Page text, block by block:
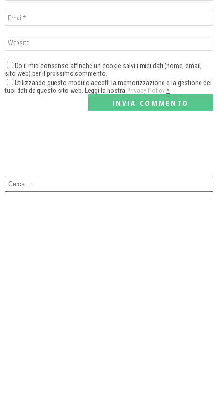
Do il mio consenso affinché un cookie salvi i miei dati (nome, email,
sito web) per il prossimo commento.
Utilizzando questo modulo accetti la memorizzazione e la gestione dei
tuoi dati da questo sito web. Leggi la nostra Privacy Policy*